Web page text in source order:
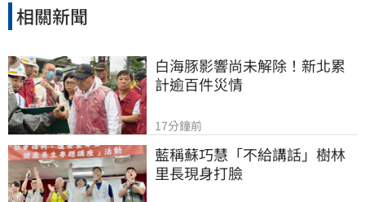
與譴責，並呼籲各界正視台灣在區域和平與全球
相關新聞
白海豚影響尚未解除！新北累
計逾百件災情
17分鐘前
藍稱蘇巧慧「不給講話」樹林
里長現身打臉